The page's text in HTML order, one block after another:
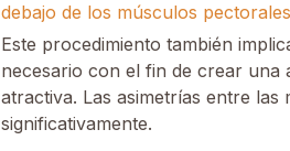
debajo de los músculos
Este procedimiento también
necesario con el fin de crear una
atractiva. Las asimetrías entre
significativamente.